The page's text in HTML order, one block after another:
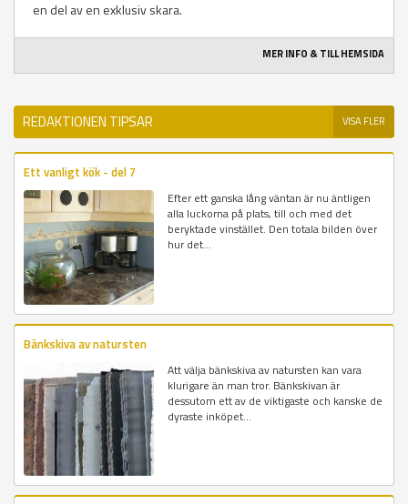
en del av en exklusiv skara.
MER INFO & TILL HEMSIDA
REDAKTIONEN TIPSAR VISA FLER
Ett vanligt kök - del 7
Efter ett ganska lång väntan är nu äntligen
alla luckorna på plats, till och med det
beryktade vinstället. Den totala bilden över
hur det...
Bänkskiva av natursten
Att välja bänkskiva av natursten kan vara
klurigare än man tror. Bänkskivan är
dessutom ett av de viktigaste och kanske de
dyraste inköpet...